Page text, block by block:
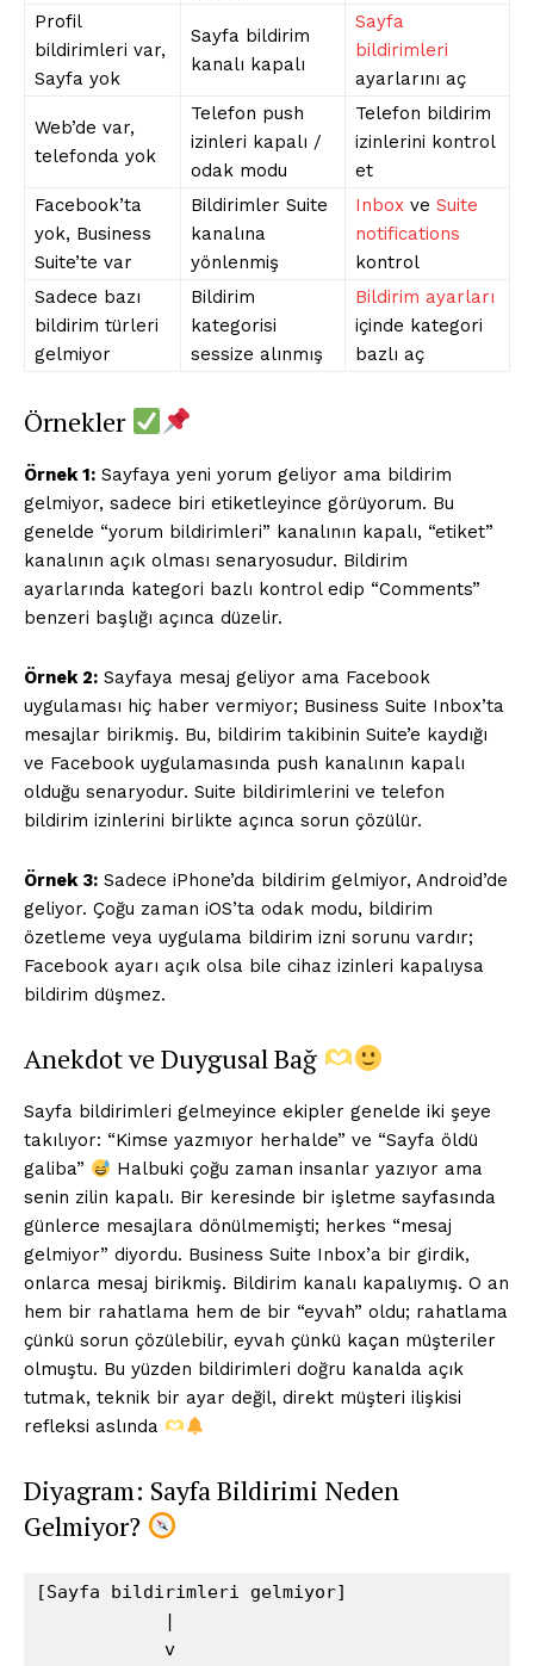
Profil
bildirimleri var,
Sayfa yok
Sayfa bildirim
kanalı kapalı
Sayfa
bildirimleri
ayarlarını aç
Web’de var,
telefonda yok
Telefon push
izinleri kapalı /
odak modu
Telefon bildirim
izinlerini kontrol
et
Facebook’ta
yok, Business
Suite’te var
Bildirimler Suite
kanalına
yönlenmiş
Inbox ve Suite
notifications
kontrol
Sadece bazı
bildirim türleri
gelmiyor
Bildirim
kategorisi
sessize alınmış
Bildirim ayarları
içinde kategori
bazlı aç
Örnekler
Örnek 1: Sayfaya yeni yorum geliyor ama bildirim
gelmiyor, sadece biri etiketleyince görüyorum. Bu
genelde “yorum bildirimleri” kanalının kapalı, “etiket”
kanalının açık olması senaryosudur. Bildirim
ayarlarında kategori bazlı kontrol edip “Comments”
benzeri başlığı açınca düzelir.
Örnek 2: Sayfaya mesaj geliyor ama Facebook
uygulaması hiç haber vermiyor; Business Suite Inbox’ta
mesajlar birikmiş. Bu, bildirim takibinin Suite’e kaydığı
ve Facebook uygulamasında push kanalının kapalı
olduğu senaryodur. Suite bildirimlerini ve telefon
bildirim izinlerini birlikte açınca sorun çözülür.
Örnek 3: Sadece iPhone’da bildirim gelmiyor, Android’de
geliyor. Çoğu zaman iOS’ta odak modu, bildirim
özetleme veya uygulama bildirim izni sorunu vardır;
Facebook ayarı açık olsa bile cihaz izinleri kapalıysa
bildirim düşmez.
Anekdot ve Duygusal Bağ
Sayfa bildirimleri gelmeyince ekipler genelde iki şeye
takılıyor: “Kimse yazmıyor herhalde” ve “Sayfa öldü
galiba”
Halbuki çoğu zaman insanlar yazıyor ama
senin zilin kapalı. Bir keresinde bir işletme sayfasında
günlerce mesajlara dönülmemişti; herkes “mesaj
gelmiyor” diyordu. Business Suite Inbox’a bir girdik,
onlarca mesaj birikmiş. Bildirim kanalı kapalıymış. O an
hem bir rahatlama hem de bir “eyvah” oldu; rahatlama
çünkü sorun çözülebilir, eyvah çünkü kaçan müşteriler
olmuştu. Bu yüzden bildirimleri doğru kanalda açık
tutmak, teknik bir ayar değil, direkt müşteri ilişkisi
refleksi aslında
Diyagram: Sayfa Bildirimi Neden
Gelmiyor?
[Sayfa bildirimleri gelmiyor]
            |
            v